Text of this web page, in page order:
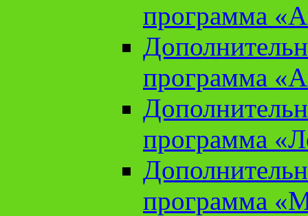
программа
программа
программа
программа